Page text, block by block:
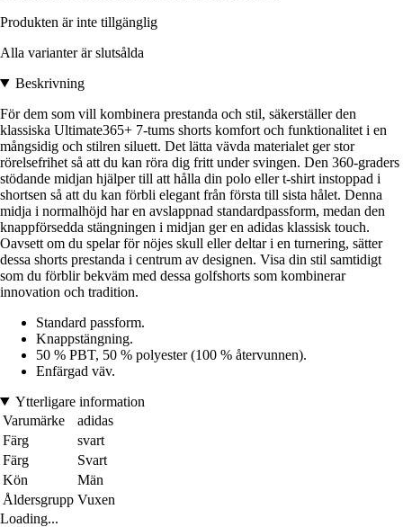
Produkten är inte tillgänglig
Alla varianter är slutsålda
Beskrivning
För dem som vill kombinera prestanda och stil, säkerställer den
klassiska Ultimate365+ 7-tums shorts komfort och funktionalitet i en
mångsidig och stilren siluett. Det lätta vävda materialet ger stor
rörelsefrihet så att du kan röra dig fritt under svingen. Den 360-graders
stödande midjan hjälper till att hålla din polo eller t-shirt instoppad i
shortsen så att du kan förbli elegant från första till sista hålet. Denna
midja i normalhöjd har en avslappnad standardpassform, medan den
knappförsedda stängningen i midjan ger en adidas klassisk touch.
Oavsett om du spelar för nöjes skull eller deltar i en turnering, sätter
dessa shorts prestanda i centrum av designen. Visa din stil samtidigt
som du förblir bekväm med dessa golfshorts som kombinerar
innovation och tradition.
Standard passform.
Knappstängning.
50 % PBT, 50 % polyester (100 % återvunnen).
Enfärgad väv.
Ytterligare information
Varumärke
adidas
Färg
svart
Färg
Svart
Kön
Män
Åldersgrupp Vuxen
Loading...